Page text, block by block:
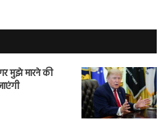
मुझे मारने की